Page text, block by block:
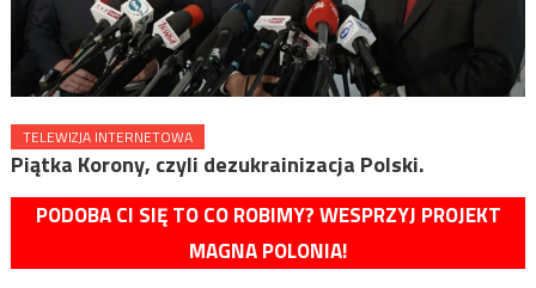
TELEWIZJA INTERNETOWA
Piątka Korony, czyli dezukrainizacja Polski.
PODOBA CI SIĘ TO CO ROBIMY? WESPRZYJ PROJEKT
MAGNA POLONIA!